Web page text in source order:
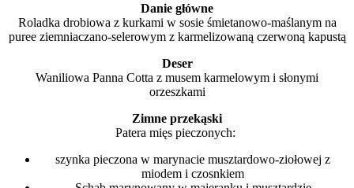
Danie główne
Roladka drobiowa z kurkami w sosie śmietanowo-maślanym na
puree ziemniaczano-selerowym z karmelizowaną czerwoną kapustą
Deser
Waniliowa Panna Cotta z musem karmelowym i słonymi
orzeszkami
Zimne przekąski
Patera mięs pieczonych:
szynka pieczona w marynacie musztardowo-ziołowej z
miodem i czosnkiem